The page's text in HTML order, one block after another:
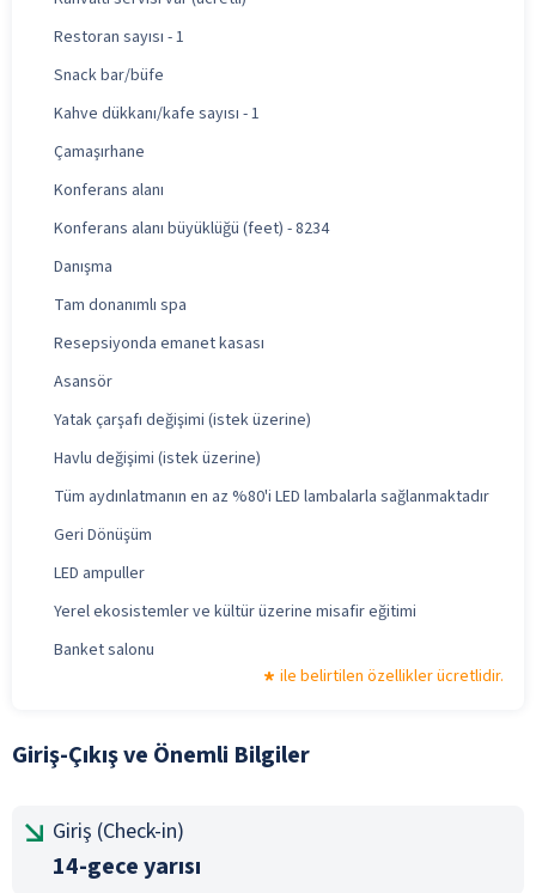
Restoran sayısı - 1
Snack bar/büfe
Kahve dükkanı/kafe sayısı - 1
Çamaşırhane
Konferans alanı
Konferans alanı büyüklüğü (feet) - 8234
Danışma
Tam donanımlı spa
Resepsiyonda emanet kasası
Asansör
Yatak çarşafı değişimi (istek üzerine)
Havlu değişimi (istek üzerine)
Tüm aydınlatmanın en az %80'i LED lambalarla sağlanmaktadır
Geri Dönüşüm
LED ampuller
Yerel ekosistemler ve kültür üzerine misafir eğitimi
Banket salonu
ile belirtilen özellikler ücretlidir.
Giriş-Çıkış ve Önemli Bilgiler
Giriş (Check-in)
14-gece yarısı